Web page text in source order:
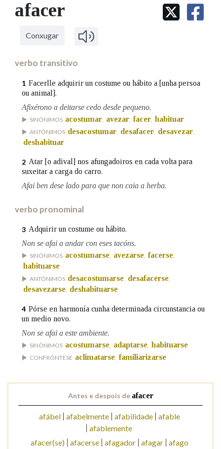
IDENTIDADE CORPORATIVA
MARCIAL DEL ADALID
FIGURAS HOMENAXEADAS
Facebook
TwitterYoutubeInstagram
BUSCAR NOS LEMAS
Comeza por
Contén
Nas definicións
Nos exemplos
Na fraseoloxía
OUTRAS OPCIÓNS DE BUSCA
Marcas gramaticais
Pertence a
LIMPAR
afacer
Conxugar
verbo transitivo
1 Facerlle adquirir un costume ou hábito a [unha persoa
ou animal].
Afixérono a deitarse cedo desde pequeno.
SINÓNIMOS acostumar avezar facer habituar
ANTÓNIMOS desacostumar desafacer desavezar
deshabituar
2 Atar [o adival] nos afungadoiros en cada volta para
suxeitar a carga do carro.
Afai ben dese lado para que non caia a herba.
verbo pronominal
3 Adquirir un costume ou hábito.
Non se afai a andar con eses tacóns.
SINÓNIMOS acostumarse, avezarse, facerse,
habituarse
ANTÓNIMOS desacostumarse, desafacerse,
desavezarse, deshabituarse
4 Pórse en harmonía cunha determinada circunstancia ou
un medio novo.
Non se afai a este ambiente.
SINÓNIMOS acostumarse adaptarse habituarse
CONFRÓNTESE aclimatarse familiarizarse
Antes e despois de afacer
afábel afabelmente afabilidade
afable
afablemente
afacer(se)
afacerse afagador afagar afago